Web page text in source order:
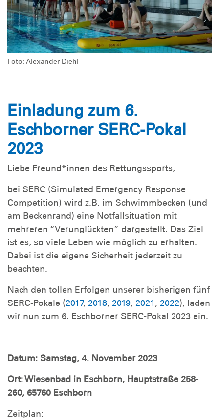
Foto: Alexander Diehl
Einladung zum 6.
Eschborner SERC-Pokal
2023
Liebe Freund*innen des Rettungssports,
bei SERC (Simulated Emergency Response
Competition) wird z.B. im Schwimmbecken (und
am Beckenrand) eine Notfallsituation mit
mehreren “Verunglückten” dargestellt. Das Ziel
ist es, so viele Leben wie möglich zu erhalten.
Dabei ist die eigene Sicherheit jederzeit zu
beachten.
Nach den tollen Erfolgen unserer bisherigen fünf
SERC-Pokale (2017, 2018, 2019, 2021, 2022), laden
wir nun zum 6. Eschborner SERC-Pokal 2023 ein.
Datum: Samstag, 4. November 2023
Ort: Wiesenbad in Eschborn, Hauptstraße 258-
260, 65760 Eschborn
Zeitplan: